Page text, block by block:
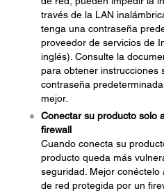
través de la LAN
tenga una contraseña
proveedor de servicios de
inglés). Consulte la
para obtener instrucciones
contraseña
mejor.
Conectar su producto solo
firewall
Cuando conecta su
producto queda más
seguridad. Mejor
de red protegida por un